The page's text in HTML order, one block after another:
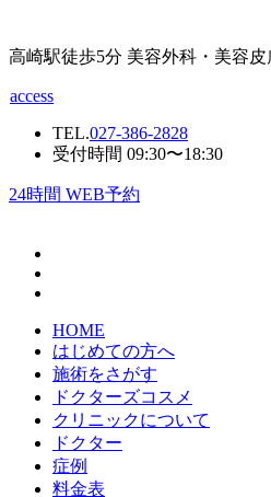
高崎駅徒歩5分 美容外科・美容
access
TEL.027-386-2828
受付時間 09:30〜18:30
24時間 WEB予約
HOME
はじめての方へ
施術をさがす
ドクターズコスメ
クリニックについて
ドクター
症例
料金表